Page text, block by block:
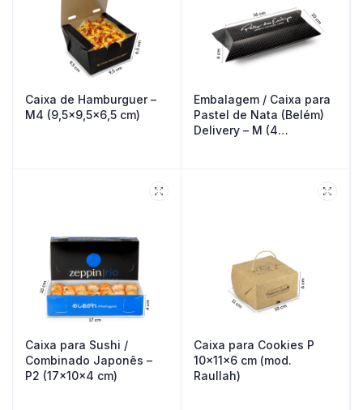
Caixa de Hamburguer –
M4 (9,5×9,5×6,5 cm)
Embalagem / Caixa para
Pastel de Nata (Belém)
Delivery – M (4
Caixa para Sushi /
Combinado Japonês –
P2 (17x10x4 cm)
Caixa para Cookies P
10x11x6 cm (mod.
Raullah)